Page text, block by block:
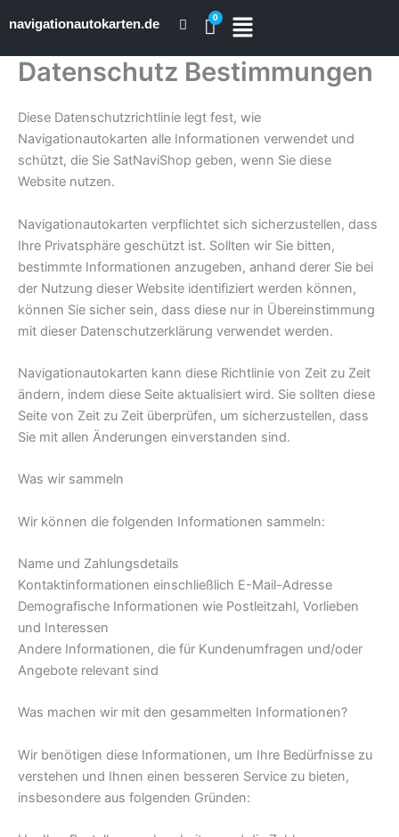
Inhalt
springen
navigationautokarten.de
Datenschutz Bestimmungen
Diese Datenschutzrichtlinie legt fest, wie
Navigationautokarten alle Informationen verwendet und
schützt, die Sie SatNaviShop geben, wenn Sie diese
Website nutzen.
Navigationautokarten verpflichtet sich sicherzustellen, dass
Ihre Privatsphäre geschützt ist. Sollten wir Sie bitten,
bestimmte Informationen anzugeben, anhand derer Sie bei
der Nutzung dieser Website identifiziert werden können,
können Sie sicher sein, dass diese nur in Übereinstimmung
mit dieser Datenschutzerklärung verwendet werden.
Navigationautokarten kann diese Richtlinie von Zeit zu Zeit
ändern, indem diese Seite aktualisiert wird. Sie sollten diese
Seite von Zeit zu Zeit überprüfen, um sicherzustellen, dass
Sie mit allen Änderungen einverstanden sind.
Was wir sammeln
Wir können die folgenden Informationen sammeln:
Name und Zahlungsdetails
Kontaktinformationen einschließlich E-Mail-Adresse
Demografische Informationen wie Postleitzahl, Vorlieben
und Interessen
Andere Informationen, die für Kundenumfragen und/oder
Angebote relevant sind
Was machen wir mit den gesammelten Informationen?
Wir benötigen diese Informationen, um Ihre Bedürfnisse zu
verstehen und Ihnen einen besseren Service zu bieten,
insbesondere aus folgenden Gründen: